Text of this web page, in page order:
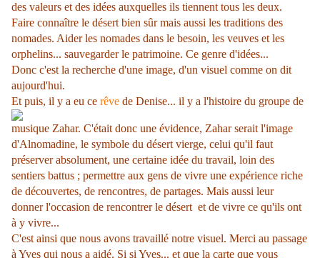
des valeurs et des idées auxquelles ils tiennent tous les deux.
Faire connaître le désert bien sûr mais aussi les traditions des
nomades. Aider les nomades dans le besoin, les veuves et les
orphelins... sauvegarder le patrimoine. Ce genre d'idées...
Donc c'est la recherche d'une image, d'un visuel comme on dit
aujourd'hui.
Et puis, il y a eu ce rêve de Denise... il y a l'histoire du groupe de
musique Zahar. C'était donc une évidence, Zahar serait l'image
d'Alnomadine, le symbole du désert vierge, celui qu'il faut
préserver absolument, une certaine idée du travail, loin des
sentiers battus ; permettre aux gens de vivre une expérience riche
de découvertes, de rencontres, de partages. Mais aussi leur
donner l'occasion de rencontrer le désert et de vivre ce qu'ils ont
à y vivre...
C'est ainsi que nous avons travaillé notre visuel. Merci au passage
à Yves qui nous a aidé. Si si Yves... et que la carte que vous